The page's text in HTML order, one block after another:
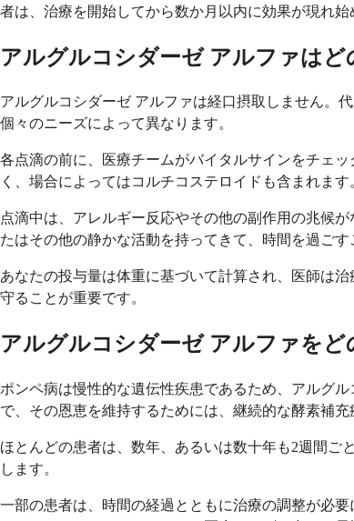
者は、治療を開始してから数か月以内に効果が現れ始
アルグルコシダーゼ アルファは
アルグルコシダーゼ アルファは経口摂取しません。
個々のニーズによって異なります。
各点滴の前に、医療チームがバイタルサインをチェ
く、場合によってはコルチコステロイドも含まれま
点滴中は、アレルギー反応やその他の副作用の兆候
たはその他の静かな活動を持ってきて、時間を過ごす
あなたの投与量は体重に基づいて計算され、医師は
守ることが重要です。
アルグルコシダーゼ アルファを
ポンペ病は慢性的な遺伝性疾患であるため、アルグ
で、その恩恵を維持するためには、継続的な酵素補充
ほとんどの患者は、数年、あるいは数十年も2週間
します。
一部の患者は、時間の経過とともに治療の調整が必